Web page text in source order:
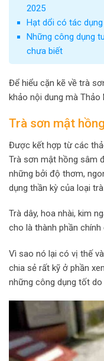
2025
Hạt dổi có tác
Những công dụng
chưa biết
Để hiểu cặn kẽ về trà
khảo nội dung mà
Trà sơn mật
Được kết hợp từ các
Trà sơn mật hồng sâm
những bởi độ thơm,
dụng thần kỳ của loại
Trà dây, hoa nhài, kim
cho là thành phần
Vì sao nó lại có vị thế
chia sẻ rất kỹ ở phần
những công dụng tốt